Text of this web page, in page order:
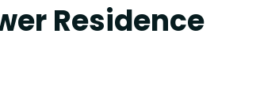
Residence